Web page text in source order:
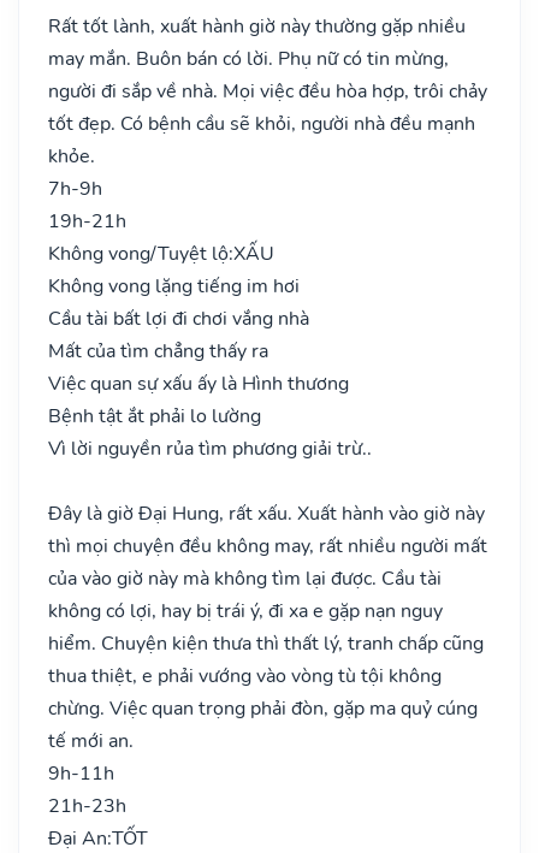
Rất tốt lành, xuất hành giờ này thường gặp nhiều
may mắn. Buôn bán có lời. Phụ nữ có tin mừng,
người đi sắp về nhà. Mọi việc đều hòa hợp, trôi chảy
tốt đẹp. Có bệnh cầu sẽ khỏi, người nhà đều mạnh
khỏe.
7h-9h
19h-21h
Không vong/Tuyệt lộ:XẤU
Không vong lặng tiếng im hơi
Cầu tài bất lợi đi chơi vắng nhà
Mất của tìm chẳng thấy ra
Việc quan sự xấu ấy là Hình thương
Bệnh tật ắt phải lo lường
Vì lời nguyền rủa tìm phương giải trừ..
Đây là giờ Đại Hung, rất xấu. Xuất hành vào giờ này
thì mọi chuyện đều không may, rất nhiều người mất
của vào giờ này mà không tìm lại được. Cầu tài
không có lợi, hay bị trái ý, đi xa e gặp nạn nguy
hiểm. Chuyện kiện thưa thì thất lý, tranh chấp cũng
thua thiệt, e phải vướng vào vòng tù tội không
chừng. Việc quan trọng phải đòn, gặp ma quỷ cúng
tế mới an.
9h-11h
21h-23h
Đại An:TỐT